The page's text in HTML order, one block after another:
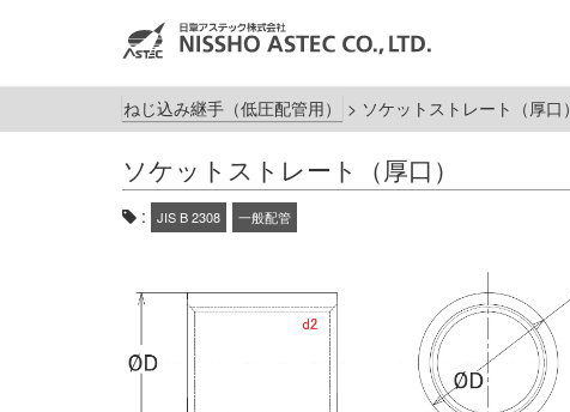
ねじ込み継手（低圧配管用） > ソケットストレート（厚口）
ソケットストレート（厚口）
: JIS B 2308 一般配管